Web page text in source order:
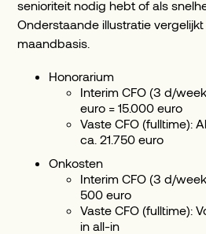
senioriteit nodig hebt of als
Onderstaande illustratie vergelijkt
maandbasis.
Honorarium
Interim CFO (3 d/
euro = 15.000 euro
Vaste CFO (fulltime):
ca. 21.750 euro
Onkosten
Interim CFO (3 d/
500 euro
Vaste CFO (fulltime):
in all-in